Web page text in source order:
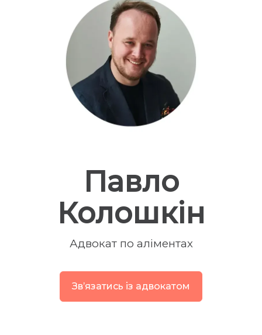
Павло
Колошкін
Адвокат по аліментах
Звʼязатись із адвокатом